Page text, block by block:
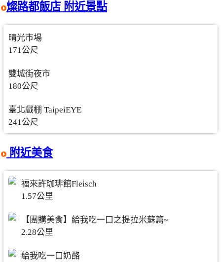
燦路都飯店 附近景點
晴光市場
171公尺
雙城街夜市
180公尺
臺北戲棚 TaipeiEYE
241公尺
附近美食
福來許珈琲館Fleisch
1.57公里
【團購美食】給我吃一口之提拉米蘇篇~
2.28公里
給我吃一口奶酪